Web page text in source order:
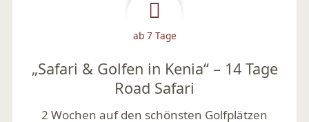
ab 7 Tage
„Safari & Golfen in Kenia“ – 14 Tage
Road Safari
2 Wochen auf den schönsten Golfplätzen